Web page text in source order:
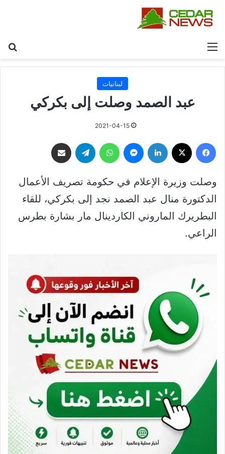
القائمة
لبنانيات
عبد الصمد وصلت إلى بكركي
2021-04-15
فيسبوك لينكدإن ماسنجر واتساب تيلقرام
وصلت وزيرة الإعلام في حكومة تصريف الأعمال
الدكتورة منال عبد الصمد نجد إلى بكركي، للقاء
البطريرك الماروني الكاردينال مار بشارة بطرس
الراعي.